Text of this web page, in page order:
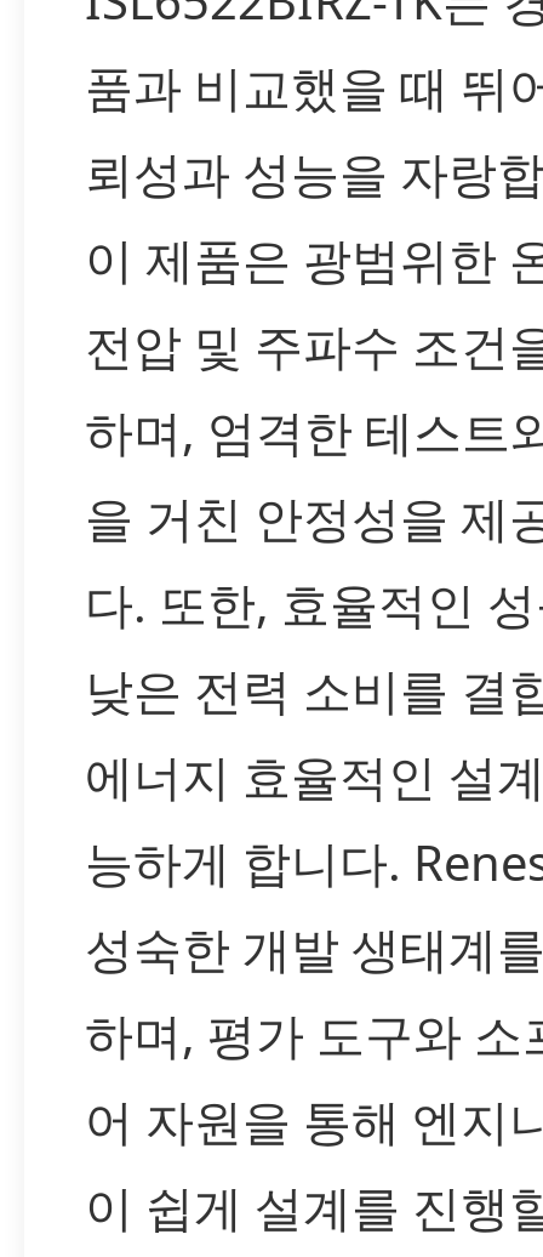
품과 비교했을 때 뛰
뢰성과 성능을 자랑
이 제품은 광범위한
전압 및 주파수 조건
하며, 엄격한 테스트
을 거친 안정성을 제
다. 또한, 효율적인
낮은 전력 소비를 결
에너지 효율적인 설
능하게 합니다.
성숙한 개발 생태계
하며, 평가 도구와 소
어 자원을 통해 엔지
이 쉽게 설계를 진행